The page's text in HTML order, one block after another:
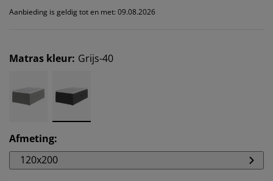
Aanbieding is geldig tot en met: 09.08.2026
Matras kleur: Grijs-40
Afmeting:
120x200